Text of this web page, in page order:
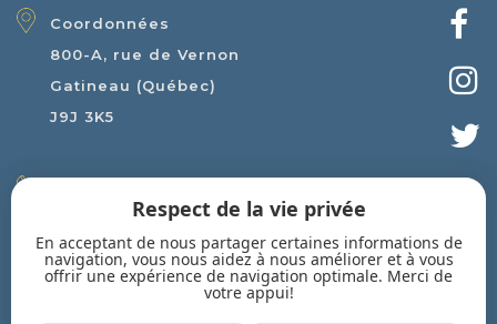
Coordonnées
800-A, rue de Vernon
Gatineau (Québec)
J9J 3K5
819 778-3618
courriel
Respect de la vie privée
En acceptant de nous partager certaines informations de
navigation, vous nous aidez à nous améliorer et à vous
offrir une expérience de navigation optimale. Merci de
votre appui!